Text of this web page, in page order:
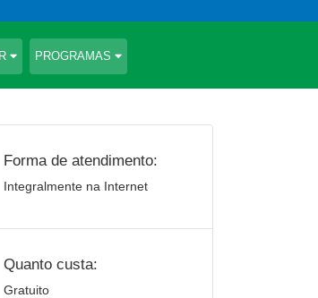
PROGRAMAS
Forma de atendimento:
Integralmente na Internet
Quanto custa:
Gratuito